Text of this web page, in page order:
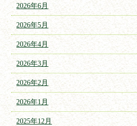
2026年6月
2026年5月
2026年4月
2026年3月
2026年2月
2026年1月
2025年12月